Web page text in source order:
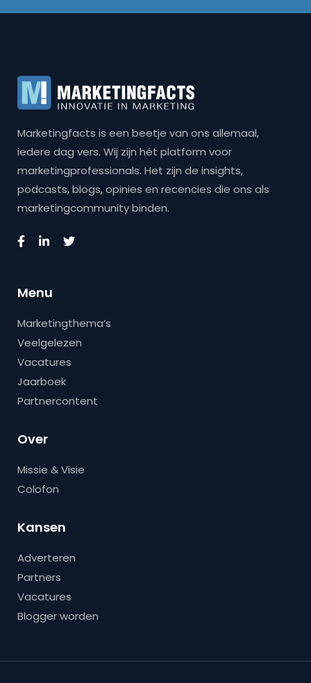
Marketingfacts is een beetje van ons allemaal,
iedere dag vers. Wij zijn hét platform voor
marketingprofessionals. Het zijn de insights,
podcasts, blogs, opinies en recencies die ons als
marketingcommunity binden.
Menu
Marketingthema’s
Veelgelezen
Vacatures
Jaarboek
Partnercontent
Over
Missie & Visie
Colofon
Kansen
Adverteren
Partners
Vacatures
Blogger worden